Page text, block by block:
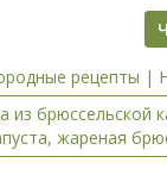
рецепты |
из брюссельской
, жареная